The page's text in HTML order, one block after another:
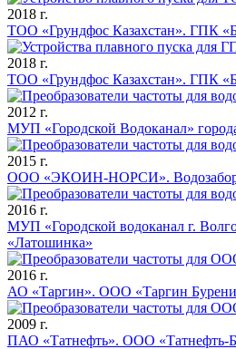
2018 г.
ТОО «Грундфос Казахстан». ГПК
2018 г.
ТОО «Грундфос Казахстан». ГПК
2012 г.
МУП «Городской Водоканал»
2015 г.
ООО «ЭКОИН-НОРСИ».
2016 г.
МУП «Городской водоканал г.
«Латошинка»
2016 г.
АО «Таргин». ООО «Таргин
2009 г.
ПАО «Татнефть». ООО «Татнефть-